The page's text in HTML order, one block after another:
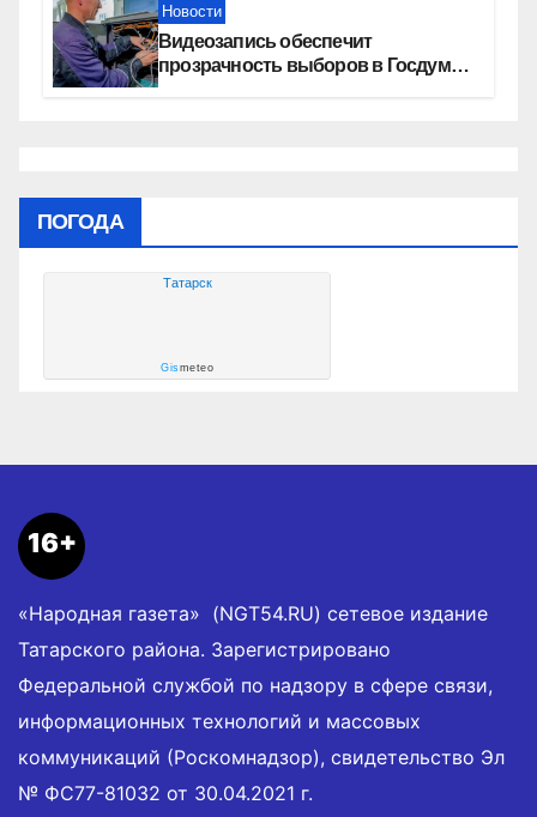
Новости
Видеозапись обеспечит
прозрачность выборов в Госдуму
ПОГОДА
Татарск
Gismeteo
16+
«Народная газета» (NGT54.RU) сетевое издание
Татарского района. Зарегистрировано
Федеральной службой по надзору в сфере связи,
информационных технологий и массовых
коммуникаций (Роскомнадзор), свидетельство Эл
№ ФС77-81032 от 30.04.2021 г.